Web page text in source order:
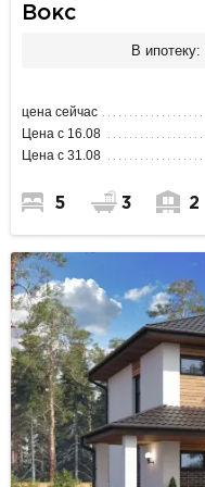
Вокс
В ипотеку:
цена сейчас
Цена с 16.08
Цена с 31.08
5 3 2